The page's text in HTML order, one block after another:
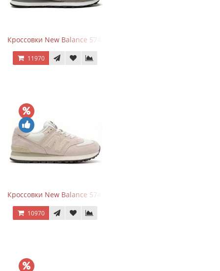
Кроссовки New Balance 574 Grey White Silver
11970
Кроссовки New Balance 574 Light Grey Pink
10970